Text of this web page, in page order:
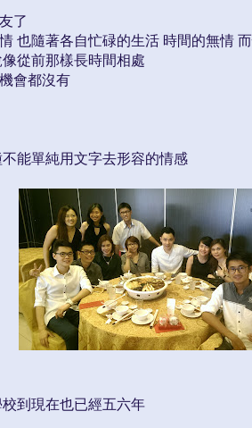
了
也隨著各自忙碌的生活 時間的無情
從前那樣長時間相處
會都沒有
能單純用文字去形容的情感
到現在也已經五六年